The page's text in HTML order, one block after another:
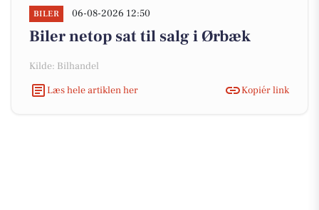
BILER 06-08-2026 12:50
Biler netop sat til salg i Ørbæk
Kilde: Bilhandel
Læs hele artiklen her
Kopiér link